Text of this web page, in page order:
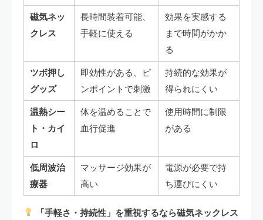
磁気ネッ
クレス
長時間装着可能、
手軽に使える
効果を実感する
まで時間がかか
る
ツボ押し
グッズ
即効性がある、ピ
ンポイントで刺激
持続的な効果が
得られにくい
温熱シー
ト・カイ
ロ
体を温めることで
血行促進
使用時間に制限
がある
低周波治
療器
マッサージ効果が
高い
電源が必要で持
ち運びにくい
「手軽さ・持続性」を重視するなら磁気ネックレス